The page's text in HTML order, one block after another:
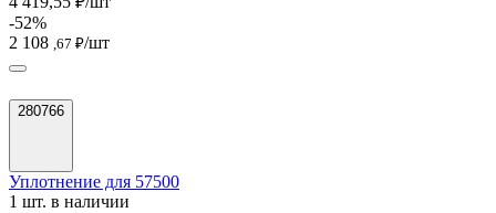
-52%
2 108 ,67 ₽/шт
280766
Уплотнение для 57500
1 шт. в наличии